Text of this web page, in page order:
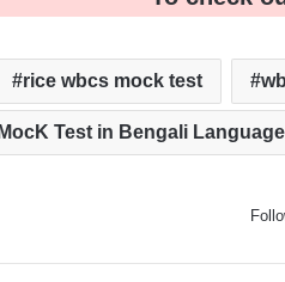
rice wbcs mock test
Test in Bengali Language